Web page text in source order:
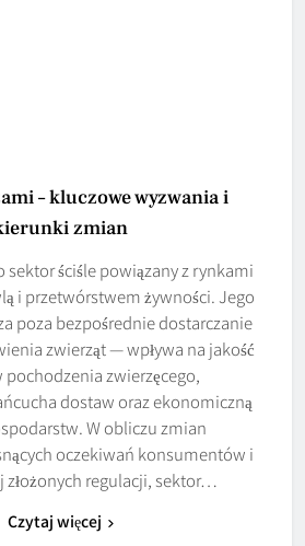
– kluczowe wyzwania i
zmian
sektor ściśle powiązany z rynkami
i przetwórstwem żywności. Jego
poza bezpośrednie dostarczanie
zwierząt — wpływa na jakość
zwierzęcego,
dostaw oraz ekonomiczną
W obliczu zmian
oczekiwań konsumentów i
złożonych regulacji, sektor…
Czytaj więcej